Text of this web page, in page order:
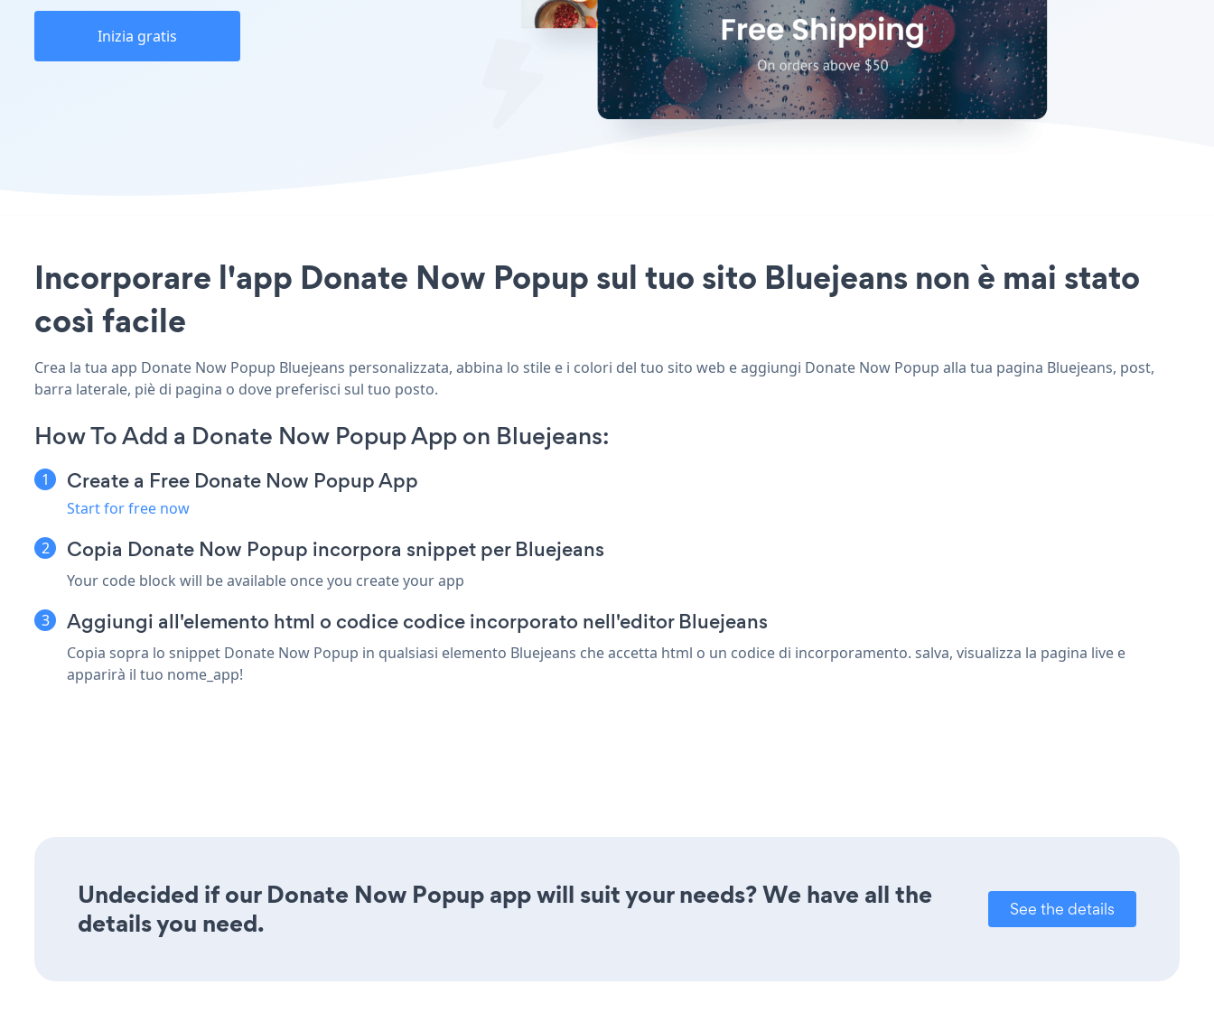
Inizia gratis
Incorporare l'app Donate Now Popup sul tuo sito Bluejeans non è mai stato
così facile
Crea la tua app Donate Now Popup Bluejeans personalizzata, abbina lo stile e i colori del tuo sito web e aggiungi Donate Now Popup alla tua pagina Bluejeans, post,
barra laterale, piè di pagina o dove preferisci sul tuo posto.
How To Add a Donate Now Popup App on Bluejeans:
Create a Free Donate Now Popup App
Start for free now
Copia Donate Now Popup incorpora snippet per Bluejeans
Your code block will be available once you create your app
Aggiungi all'elemento html o codice codice incorporato nell'editor Bluejeans
Copia sopra lo snippet Donate Now Popup in qualsiasi elemento Bluejeans che accetta html o un codice di incorporamento. salva, visualizza la pagina live e
apparirà il tuo nome_app!
Undecided if our Donate Now Popup app will suit your needs? We have all the
details you need.
See the details